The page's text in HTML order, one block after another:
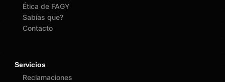
Ética de FAGY
Sabías que?
Contacto
Servicios
Reclamaciones